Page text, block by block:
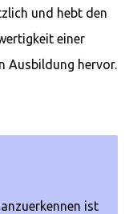
und hebt den
einer
Ausbildung hervor.
ist